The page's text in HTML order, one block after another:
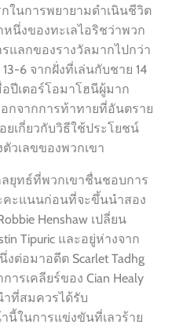
ในการพยายามดำเนินชีวิต
นึ่งของทะเลไอริชว่าพวก
แลกของรางวัลมากไปกว่า
6 จากฝั่งที่เล่นกับชาย 14
ปีเตอร์โอมาโฮนีผู้มาก
กจากการท้าทายที่อันตราย
เกี่ยวกับวิธีใช้ประโยชน์
วเลขของพวกเขา
ยุทธ์ที่พวกเขาชื่นชอบการ
คะแนนก่อนที่จะขึ้นนำสอง
Henshaw เปลี่ยน
Tipuric และอยู่ห่างจาก
งต่อมาอดีต Scarlet Tadhg
ารเคลียร์ของ Cian Healy
ำที่สมควรได้รับ
นี้ในการแข่งขันที่เลวร้าย